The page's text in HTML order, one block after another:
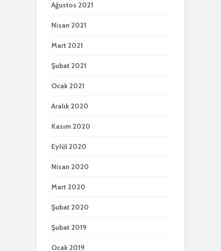
Ağustos 2021
Nisan 2021
Mart 2021
Şubat 2021
Ocak 2021
Aralık 2020
Kasım 2020
Eylül 2020
Nisan 2020
Mart 2020
Şubat 2020
Şubat 2019
Ocak 2019